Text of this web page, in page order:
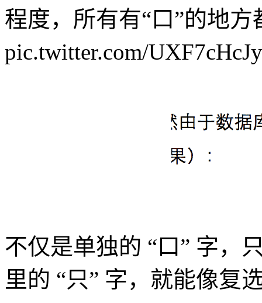
程度，所有有“口”的地
pic.twitter.com/
不仅是单独的 “口” 字，
里的 “只” 字，就能像复